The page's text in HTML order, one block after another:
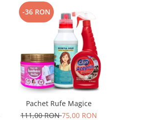
-36 RON
Pachet Rufe Magice
111,00 RON75,00 RON